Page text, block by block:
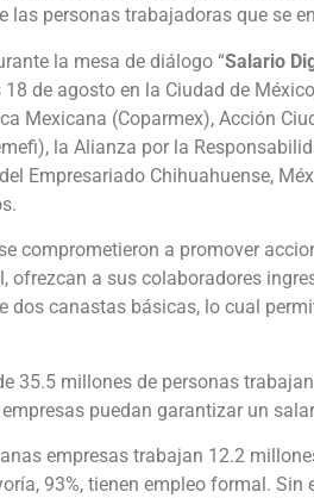
las personas trabajadoras que se
la mesa de diálogo “Salario
18 de agosto en la Ciudad de
Mexicana (Coparmex), Acción
la Alianza por la
Empresariado Chihuahuense,
comprometieron a promover
ofrezcan a sus colaboradores
dos canastas básicas, lo cual
35.5 millones de personas
puedan garantizar un
empresas trabajan 12.2
93%, tienen empleo formal.